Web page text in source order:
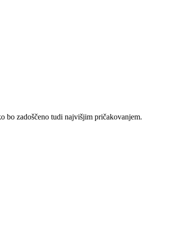
bo zadoščeno tudi najvišjim pričakovanjem.